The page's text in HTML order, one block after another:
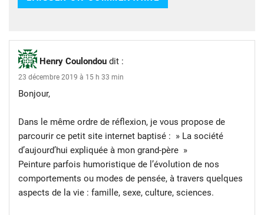
Henry Coulondou dit :
23 décembre 2019 à 15 h 33 min
Bonjour,
Dans le même ordre de réflexion, je vous propose de
parcourir ce petit site internet baptisé : » La société
d’aujourd’hui expliquée à mon grand-père »
Peinture parfois humoristique de l’évolution de nos
comportements ou modes de pensée, à travers quelques
aspects de la vie : famille, sexe, culture, sciences.